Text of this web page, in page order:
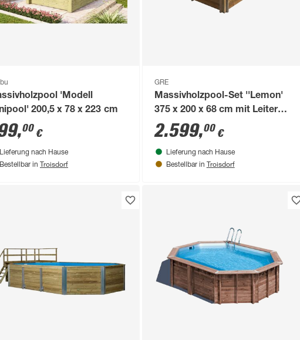
'Modell
200,5 x 78 x 223 cm
,00 €
Lieferung nach Hause
Bestellbar in Troisdorf
GRE
Massivholzpool-Set ''Lemon'
375 x 200 x 68 cm mit Leiter
und Sandfilter
2.599,00€
Lieferung nach Hause
Bestellbar in Troisdorf